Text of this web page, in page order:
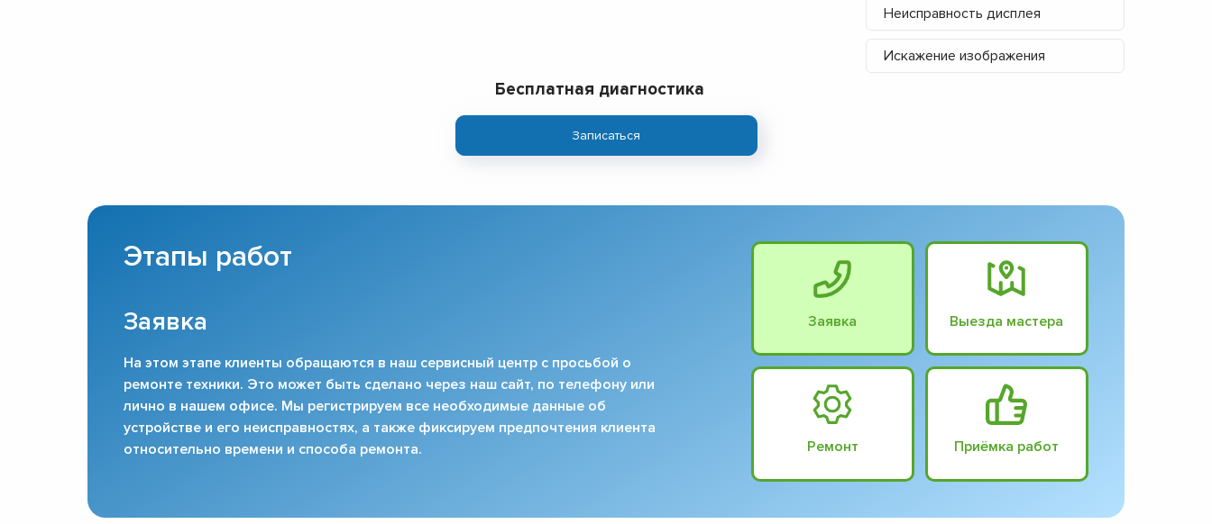
Неисправность дисплея
Искажение изображения
Бесплатная диагностика
Записаться
Этапы работ
Заявка
На этом этапе клиенты обращаются в наш сервисный центр с просьбой о
ремонте техники. Это может быть сделано через наш сайт, по телефону или
лично в нашем офисе. Мы регистрируем все необходимые данные об
устройстве и его неисправностях, а также фиксируем предпочтения клиента
относительно времени и способа ремонта.
Заявка Выезда мастера
Ремонт Приёмка работ